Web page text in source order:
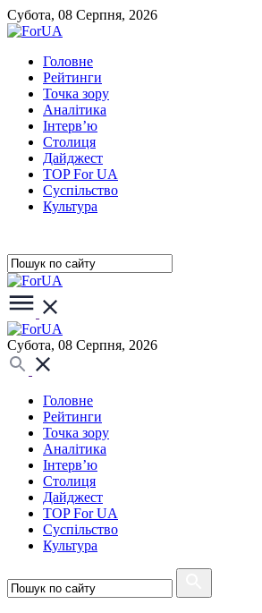
Субота, 08 Серпня, 2026
Головне
Рейтинги
Точка зору
Аналітика
Інтерв’ю
Столиця
Дайджест
TOP For UA
Суспiльство
Культура
Субота, 08 Серпня, 2026
Головне
Рейтинги
Точка зору
Аналітика
Інтерв’ю
Столиця
Дайджест
TOP For UA
Суспiльство
Культура